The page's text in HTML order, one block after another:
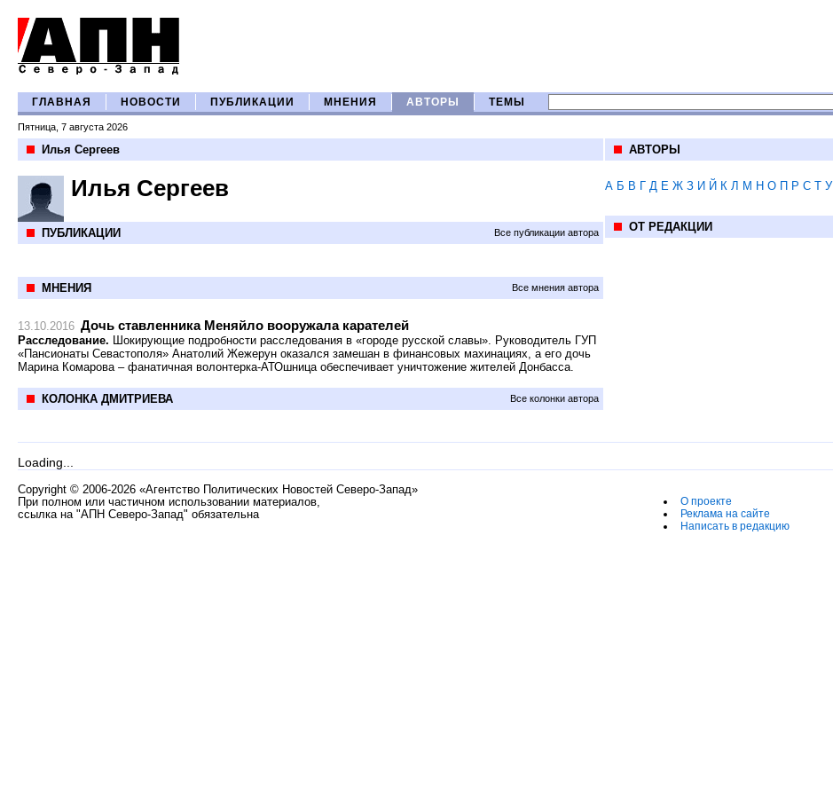
ГЛАВНАЯ НОВОСТИ ПУБЛИКАЦИИ МНЕНИЯ АВТОРЫ ТЕМЫ
Пятница, 7 августа 2026
Илья Сергеев
Илья Сергеев
ПУБЛИКАЦИИ Все публикации автора
МНЕНИЯ Все мнения автора
13.10.2016 Дочь ставленника Меняйло вооружала карателей
Расследование. Шокирующие подробности расследования в «городе русской славы». Руководитель ГУП
«Пансионаты Севастополя» Анатолий Жежерун оказался замешан в финансовых махинациях, а его дочь
Марина Комарова – фанатичная волонтерка-АТОшница обеспечивает уничтожение жителей Донбасса.
КОЛОНКА ДМИТРИЕВА Все колонки автора
АВТОРЫ
А Б В Г Д Е Ж З И Й К Л М Н О П Р С Т У
ОТ РЕДАКЦИИ
Loading...
Copyright © 2006-2026 «Агентство Политических Новостей Северо-Запад»
При полном или частичном использовании материалов,
ссылка на "АПН Северо-Запад" обязательна
О проекте
Реклама на сайте
Написать в редакцию